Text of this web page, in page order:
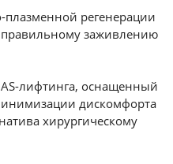
плазменной регенерации
правильному заживлению
лифтинга, оснащенный
дискомфорта
хирургическому